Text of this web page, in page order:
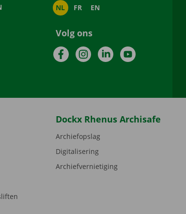
NL FR EN
Volg ons
FacebookInstagramLinkedInYouTube
Dockx Rhenus Archisafe
Archiefopslag
Digitalisering
Archiefvernietiging